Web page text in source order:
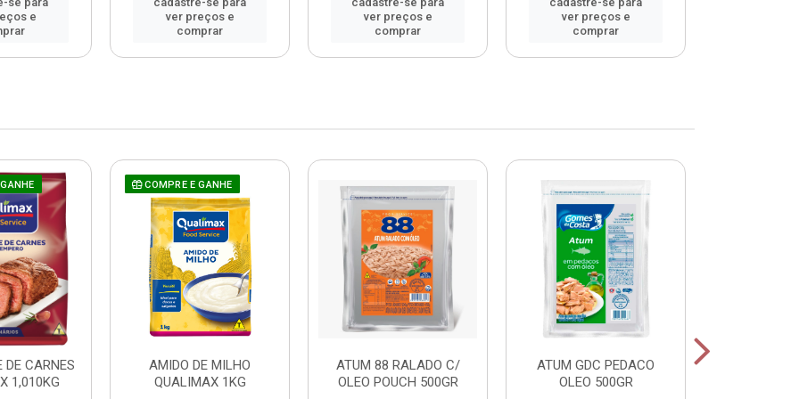
e
ver preços e
comprar
ver preços e
comprar
ver preços e
comprar
CARNES
1,010KG
COMPRE E GANHE
AMIDO DE MILHO
QUALIMAX 1KG
ATUM 88 RALADO C/
OLEO POUCH 500GR
ATUM GDC PEDACO
OLEO 500GR